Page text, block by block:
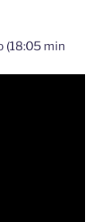
(18:05 min